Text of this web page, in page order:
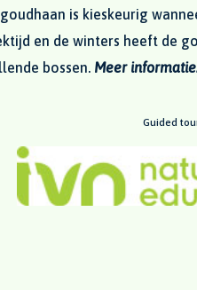
is kieskeurig
en de winters heeft de
bossen. Meer
Guided